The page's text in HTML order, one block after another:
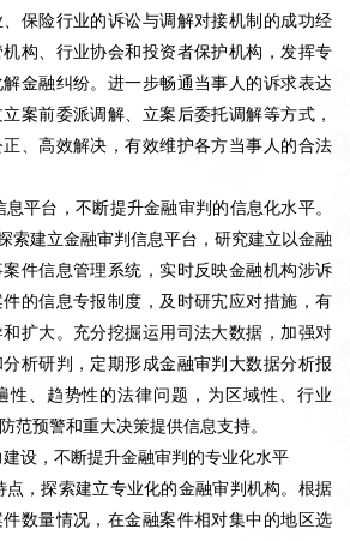
保险行业的诉讼与调解对接机制的成功经
构、行业协会和投资者保护机构，发挥专
金融纠纷。进一步畅通当事人的诉求表达
案前委派调解、立案后委托调解等方式，
、高效解决，有效维护各方当事人的合法
平台，不断提升金融审判的信息化水平。
索建立金融审判信息平台，研究建立以金融
件信息管理系统，实时反映金融机构涉诉
的信息专报制度，及时研宄应对措施，有
扩大。充分挖掘运用司法大数据，加强对
析研判，定期形成金融审判大数据分析报
性、趋势性的法律问题，为区域性、行业
范预警和重大决策提供信息支持。
设，不断提升金融审判的专业化水平
点，探索建立专业化的金融审判机构。根据
数量情况，在金融案件相对集中的地区选